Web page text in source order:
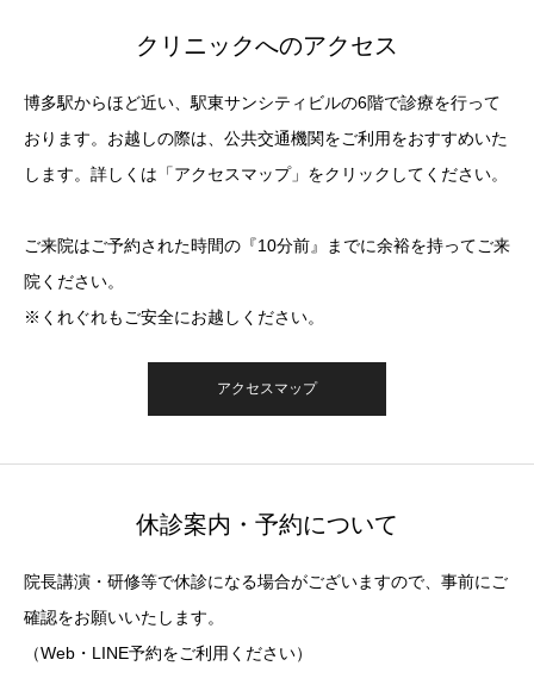
クリニックへのアクセス
博多駅からほど近い、駅東サンシティビルの6階で診療を行って
おります。お越しの際は、公共交通機関をご利用をおすすめいた
します。詳しくは「アクセスマップ」をクリックしてください。
ご来院はご予約された時間の『10分前』までに余裕を持ってご来
院ください。
※くれぐれもご安全にお越しください。
アクセスマップ
休診案内・予約について
院長講演・研修等で休診になる場合がございますので、事前にご
確認をお願いいたします。
（Web・LINE予約をご利用ください）